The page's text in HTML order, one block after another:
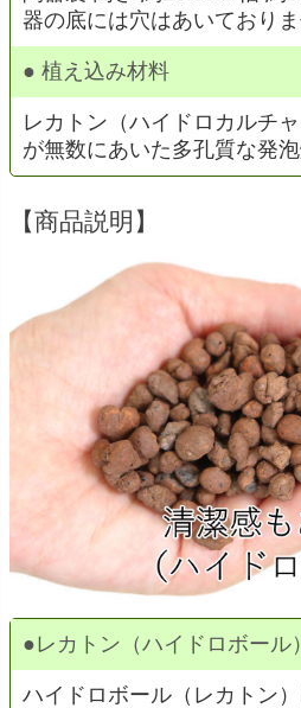
器の底には穴はあいておりま
● 植え込み材料
レカトン（ハイドロカルチ
が無数にあいた多孔質な発泡
【商品説明】
●レカトン（ハイドロボール
ハイドロボール（レカトン